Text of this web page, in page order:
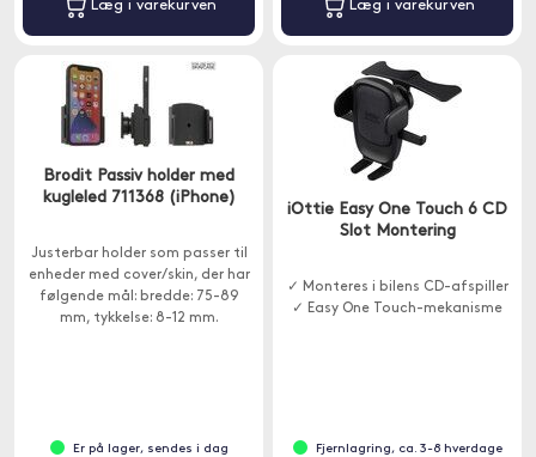
Læg i varekurven Læg i varekurven
Brodit Passiv holder med
kugleled 711368 (iPhone)
Justerbar holder som passer til
enheder med cover/skin, der har
følgende mål: bredde: 75-89
mm, tykkelse: 8-12 mm.
Er på lager, sendes i dag
iOttie Easy One Touch 6 CD
Slot Montering
✓ Monteres i bilens CD-afspiller
✓ Easy One Touch-mekanisme
Fjernlagring, ca. 3-8 hverdage